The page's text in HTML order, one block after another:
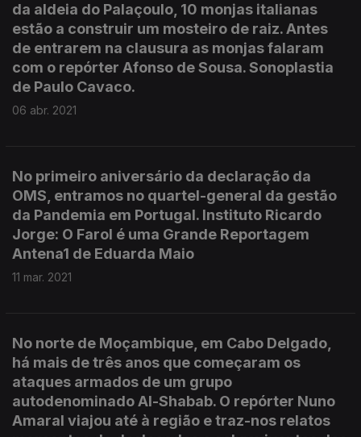
da aldeia do Palaçoulo, 10 monjas italianas
estão a construir um mosteiro de raiz. Antes
de entrarem na clausura as monjas falaram
com o repórter Afonso de Sousa. Sonoplastia
de Paulo Cavaco.
06 abr. 2021
No primeiro aniversário da declaração da
OMS, entramos no quartel-general da gestão
da Pandemia em Portugal. Instituto Ricardo
Jorge: O Farol é uma Grande Reportagem
Antena1 de Eduarda Maio
11 mar. 2021
No norte de Moçambique, em Cabo Delgado,
há mais de três anos que começaram os
ataques armados de um grupo
autodenominado Al-Shabab. O repórter Nuno
Amaral viajou até à região e traz-nos relatos